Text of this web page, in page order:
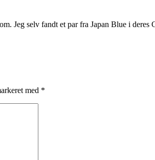
Jeg selv fandt et par fra Japan Blue i
med *